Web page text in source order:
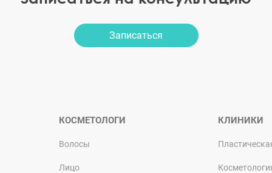
Записаться
КОСМЕТОЛОГИ
Волосы
Лицо
КЛИНИКИ